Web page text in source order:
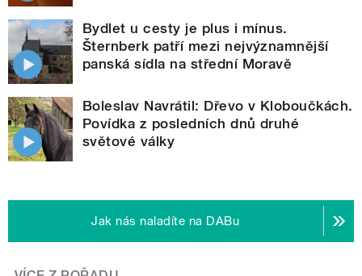
Bydlet u cesty je plus i mínus.
Šternberk patří mezi nejvýznamnější
panská sídla na střední Moravě
Boleslav Navrátil: Dřevo v Kloboučkách.
Povídka z posledních dnů druhé
světové války
Jak nás naladíte na DABu